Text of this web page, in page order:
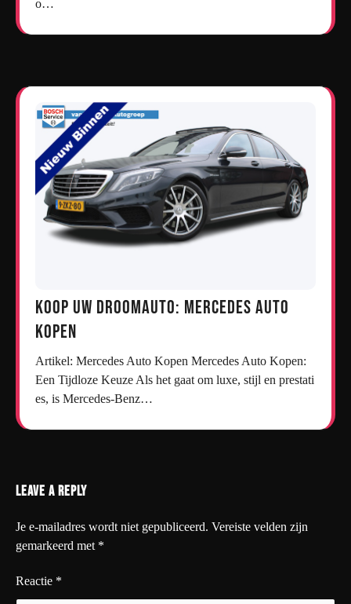
o…
Koop uw droomauto: Mercedes auto
kopen
Artikel: Mercedes Auto Kopen Mercedes Auto Kopen:
Een Tijdloze Keuze Als het gaat om luxe, stijl en prestati
es, is Mercedes-Benz…
Leave a Reply
Je e-mailadres wordt niet gepubliceerd. Vereiste velden zijn
gemarkeerd met *
Reactie *